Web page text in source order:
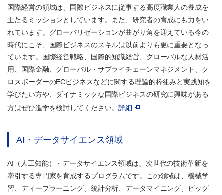
国際経営の領域は、国際ビジネスに従事する高度職業人の養成を
主たるミッションとしています。また、研究者の育成にも力をい
れています。グローバリゼーションが曲がり角を迎えている今の
時代にこそ、国際ビジネスのスキルは以前よりも更に重要となっ
ています。国際経営戦略、国際的知識経営、グローバルな人材活
用、国際金融、グローバル・サプライチェーンマネジメント、ク
ロスボーダーのECビジネスなどに関する理論的枠組みと実践知を
学びたい方や、ダイナミックな国際ビジネスの研究に興味がある
方はぜひ進学を検討してください。 詳細
AI・データサイエンス領域
AI（人工知能）・データサイエンス領域は、次世代の技術革新を
牽引する専門家を育成するプログラムです。この領域は、機械学
習、ディープラーニング、統計分析、データマイニング、ビッグ